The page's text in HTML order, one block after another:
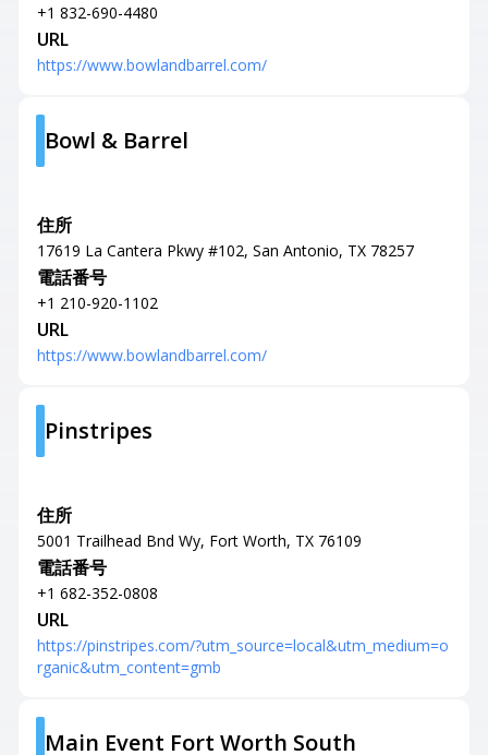
+1 832-690-4480
URL
https://www.bowlandbarrel.com/
Bowl & Barrel
住所
17619 La Cantera Pkwy #102, San Antonio, TX 78257
電話番号
+1 210-920-1102
URL
https://www.bowlandbarrel.com/
Pinstripes
住所
5001 Trailhead Bnd Wy, Fort Worth, TX 76109
電話番号
+1 682-352-0808
URL
https://pinstripes.com/?utm_source=local&utm_medium=o
rganic&utm_content=gmb
Main Event Fort Worth South